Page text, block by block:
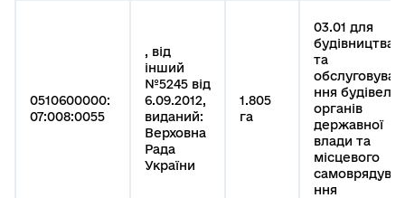
0510600000:
07:008:0055
, від
інший
№5245 від
6.09.2012,
виданий:
Верховна
Рада
України
1.805
га
03.01 для
будівництва
та
обслуговува
ння будівель
органів
державної
влади та
місцевого
самоврядува
ння